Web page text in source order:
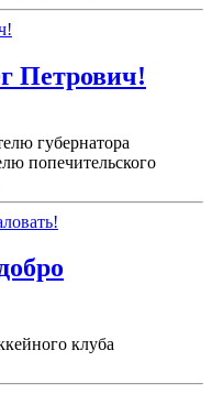
Петрович!
губернатора
попечительского
клуба